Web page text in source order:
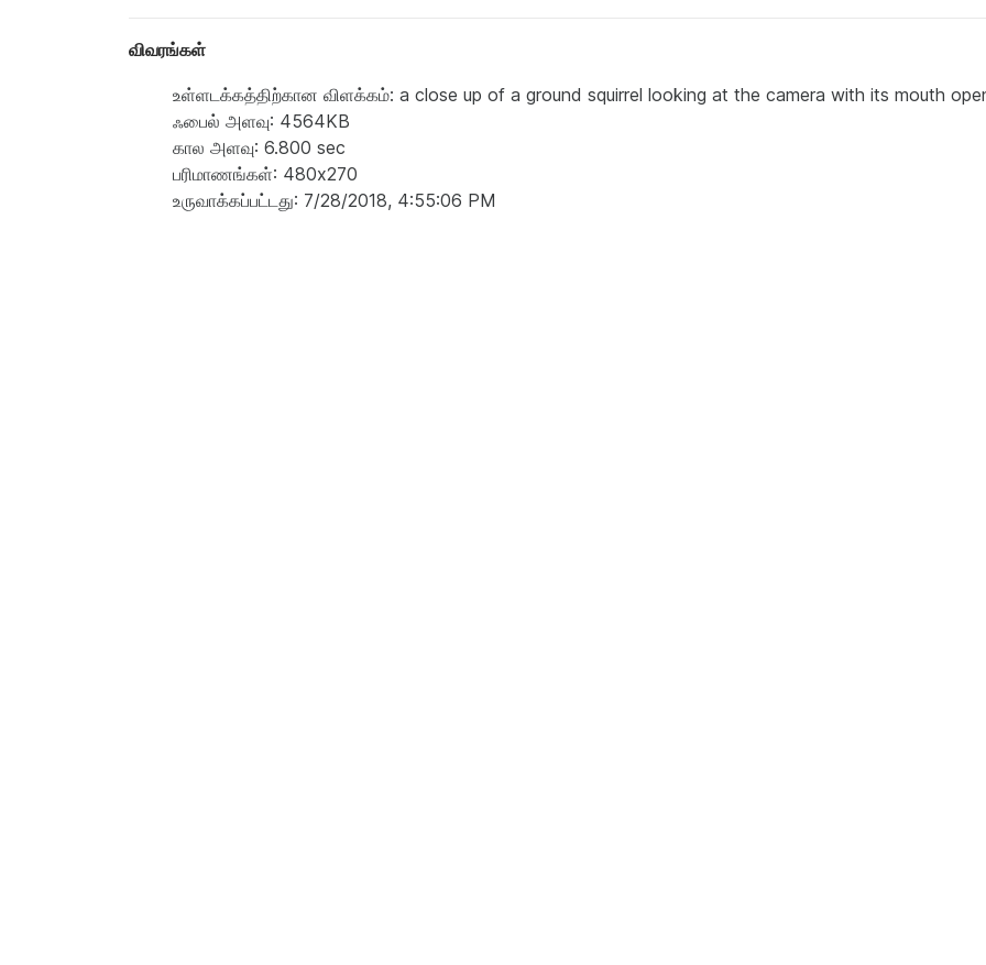
விவரங்கள்
உள்ளடக்கத்திற்கான விளக்கம்: a close up of a ground squirrel looking at the camera with its mouth
ஃபைல் அளவு: 4564KB
கால அளவு: 6.800 sec
பரிமாணங்கள்: 480x270
உருவாக்கப்பட்டது: 7/28/2018, 4:55:06 PM